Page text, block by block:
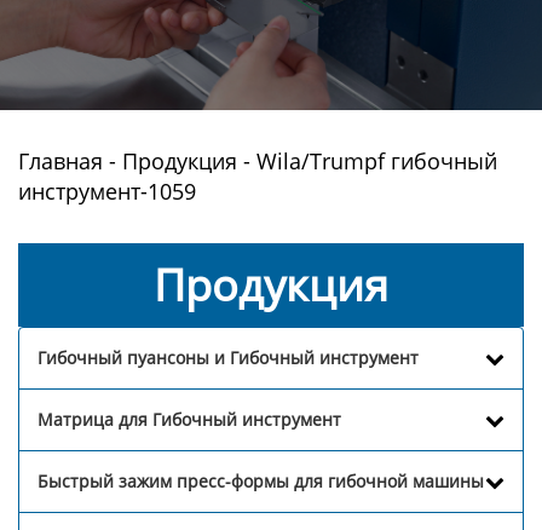
Главная - Продукция - Wila/Trumpf гибочный
инструмент-1059
Продукция
Гибочный пуансоны и Гибочный инструмент
Матрица для Гибочный инструмент
Быстрый зажим пресс-формы для гибочной машины